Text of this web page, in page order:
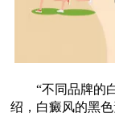
“不同品牌的白
绍，白癜风的黑